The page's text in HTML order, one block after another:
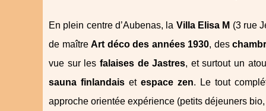
En plein centre d’Aubenas, la Villa Elisa M (3 rue
de maîtreArt déco des années 1930, des
vue sur les falaises de Jastres, et surtout un
sauna finlandais et espace zen. Le tout
approche orientée expérience (petits déjeuners